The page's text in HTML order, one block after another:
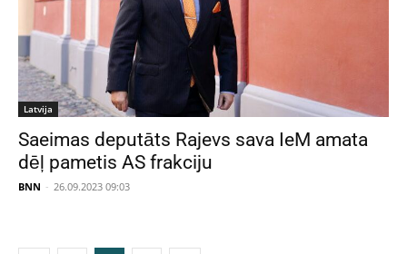
Latvija
Saeimas deputāts Rajevs sava IeM amata
dēļ pametis AS frakciju
BNN - 26.09.2023 09:03